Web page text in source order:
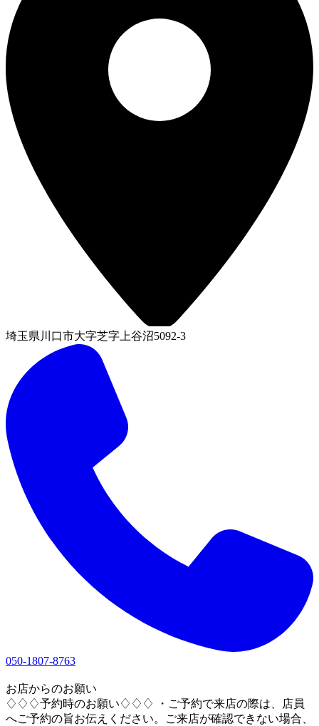
埼玉県川口市大字芝字上谷沼5092-3
050-1807-8763
お店からのお願い
♢♢♢予約時のお願い♢♢♢ ・ご予約で来店の際は、店員
へご予約の旨お伝えください。ご来店が確認できない場合、